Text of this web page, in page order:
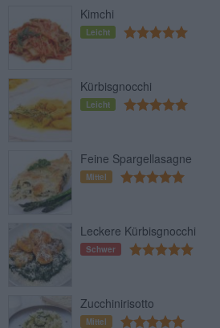
Kimchi
Leicht
Kürbisgnocchi
Leicht
Feine Spargellasagne
Mittel
Leckere Kürbisgnocchi
Schwer
Zucchinirisotto
Mittel